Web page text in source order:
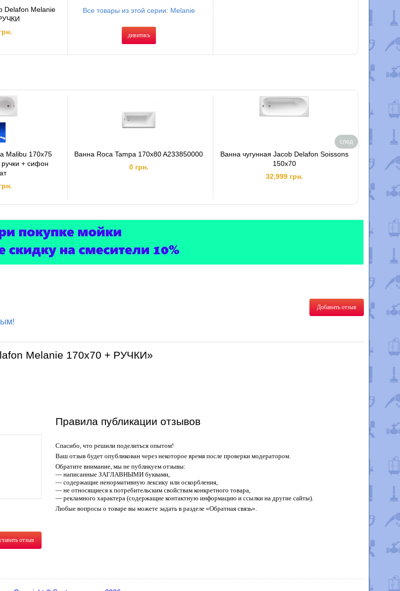
Delafon Melanie
Все товары из этой серии: Melanie
дивитись
Malibu 170x75
+ сифон
Ванна Roca Tampa 170x80 A233850000
0 грн.
Ванна чугунная Jacob Delafon Soissons
150х70
32,999 грн.
след
Добавить отзыв
Melanie 170х70 + РУЧКИ»
отзыв
Правила публикации отзывов
Спасибо, что решили поделиться опытом!
Ваш отзыв будет опубликован через некоторое время после проверки модератором.
Обратите внимание, мы не публикуем отзывы:
— написанные ЗАГЛАВНЫМИ буквами,
— содержащие ненормативную лексику или оскорбления,
— не относящиеся к потребительским свойствам конкретного товара,
— рекламного характера (содержащие контактную информацию и ссылки на другие сайты).
Любые вопросы о товаре вы можете задать в разделе «Обратная связь».